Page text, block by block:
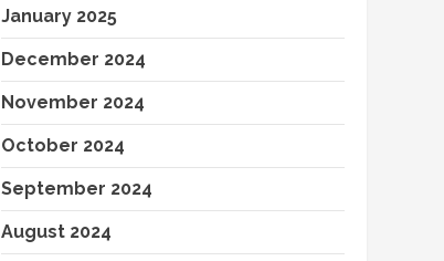
January 2025
December 2024
November 2024
October 2024
September 2024
August 2024